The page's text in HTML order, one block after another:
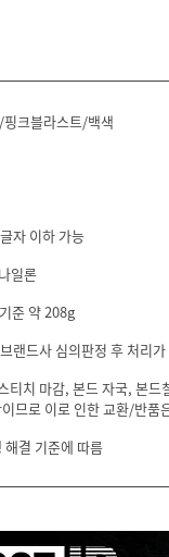
크블라스트/백색
자 이하 가능
일론
준 약 208g
랜드사 심의판정 후 처리
티치 마감, 본드 자국, 본드
므로 이로 인한 교환/반품
해결 기준에 따름